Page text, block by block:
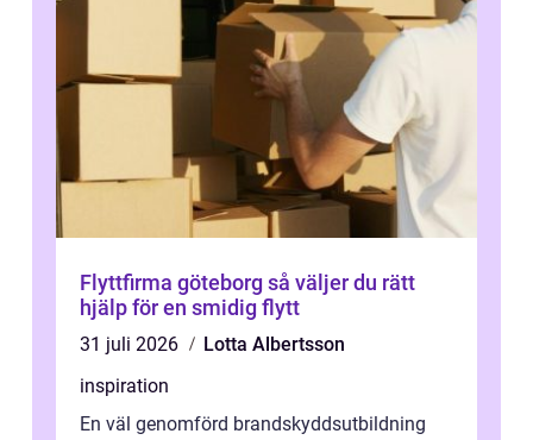
Flyttfirma göteborg så väljer du rätt
hjälp för en smidig flytt
31 juli 2026
Lotta Albertsson
inspiration
En väl genomförd brandskyddsutbildning